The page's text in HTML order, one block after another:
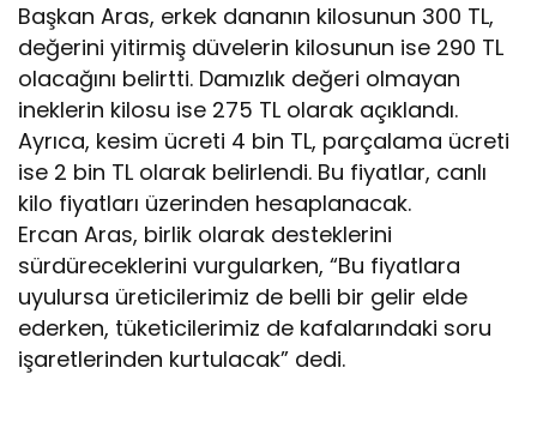
Başkan Aras, erkek dananın kilosunun 300 TL,
değerini yitirmiş düvelerin kilosunun ise 290 TL
olacağını belirtti. Damızlık değeri olmayan
ineklerin kilosu ise 275 TL olarak açıklandı.
Ayrıca, kesim ücreti 4 bin TL, parçalama ücreti
ise 2 bin TL olarak belirlendi. Bu fiyatlar, canlı
kilo fiyatları üzerinden hesaplanacak.
Ercan Aras, birlik olarak desteklerini
sürdüreceklerini vurgularken, “Bu fiyatlara
uyulursa üreticilerimiz de belli bir gelir elde
ederken, tüketicilerimiz de kafalarındaki soru
işaretlerinden kurtulacak” dedi.